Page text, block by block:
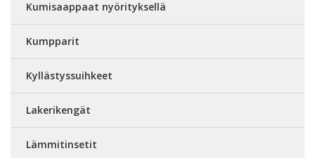
Kumisaappaat nyörityksellä
Kumpparit
Kyllästyssuihkeet
Lakerikengät
Lämmitinsetit